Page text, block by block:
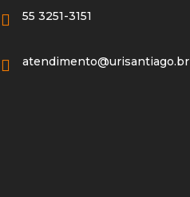
55 3251-3151
atendimento@urisantiago.br